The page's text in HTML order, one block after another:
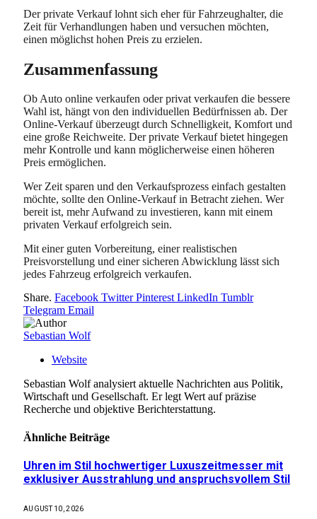
Der private Verkauf lohnt sich eher für Fahrzeughalter, die
Zeit für Verhandlungen haben und versuchen möchten,
einen möglichst hohen Preis zu erzielen.
Zusammenfassung
Ob Auto online verkaufen oder privat verkaufen die bessere
Wahl ist, hängt von den individuellen Bedürfnissen ab. Der
Online-Verkauf überzeugt durch Schnelligkeit, Komfort und
eine große Reichweite. Der private Verkauf bietet hingegen
mehr Kontrolle und kann möglicherweise einen höheren
Preis ermöglichen.
Wer Zeit sparen und den Verkaufsprozess einfach gestalten
möchte, sollte den Online-Verkauf in Betracht ziehen. Wer
bereit ist, mehr Aufwand zu investieren, kann mit einem
privaten Verkauf erfolgreich sein.
Mit einer guten Vorbereitung, einer realistischen
Preisvorstellung und einer sicheren Abwicklung lässt sich
jedes Fahrzeug erfolgreich verkaufen.
Share. Facebook Twitter Pinterest LinkedIn Tumblr
Telegram Email
Sebastian Wolf
Website
Sebastian Wolf analysiert aktuelle Nachrichten aus Politik,
Wirtschaft und Gesellschaft. Er legt Wert auf präzise
Recherche und objektive Berichterstattung.
Ähnliche Beiträge
Uhren im Stil hochwertiger Luxuszeitmesser mit
exklusiver Ausstrahlung und anspruchsvollem Stil
AUGUST 10, 2026